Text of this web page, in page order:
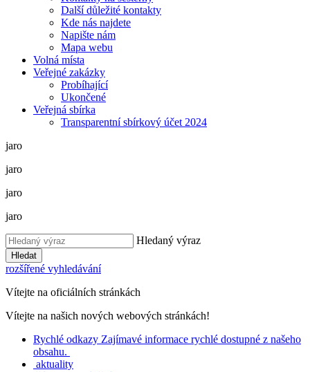
Další důležité kontakty
Kde nás najdete
Napište nám
Mapa webu
Volná místa
Veřejné zakázky
Probíhající
Ukončené
Veřejná sbírka
Transparentní sbírkový účet 2024
jaro
jaro
jaro
jaro
Hledaný výraz
Hledat
rozšířené vyhledávání
Vítejte na oficiálních stránkách
Vítejte na našich nových webových stránkách!
Rychlé odkazy Zajímavé informace rychlé dostupné z našeho
obsahu.
aktuality